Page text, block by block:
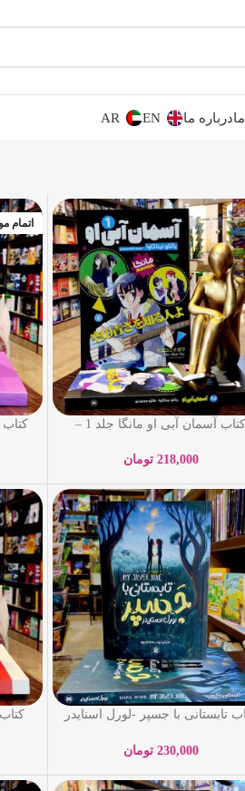
درباره ما EN
AR
کتاب آسمان آبی او مانگا جلد 1 –
نگاه آشنا
218,000 تومان
اتمام
تابستانی با جسپر -لورل اسنایدر
230,000 تومان